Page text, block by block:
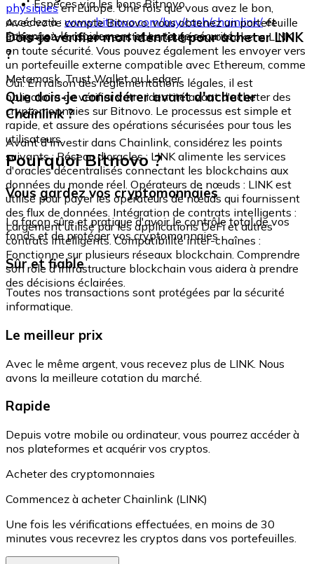
Espèces via les bons Bitnovo
physiquesen Europe. Une fois que vous avez le bon,
accédez à : www.bitnovo.com/buy/cash/chainlink/et
échangez-le rapidement et en toute sécurité.
Avec votre compte Bitnovo, vous obtenez un portefeuille
intégré où vous pouvez stocker et gérer vos tokens LINK
en toute sécurité. Vous pouvez également les envoyer vers
un portefeuille externe compatible avec Ethereum, comme
Metamask, Trust Wallet ou Ledger.
Dois-je vérifier mon identité pour acheter LINK
?
Oui. En raison des réglementations légales, il est
obligatoire de vérifier votre identité avant d'acheter des
cryptomonnaies sur Bitnovo. Le processus est simple et
rapide, et assure des opérations sécurisées pour tous les
utilisateurs.
Que dois-je considérer avant d'acheter
Chainlink ?
Avant d'investir dans Chainlink, considérez les points
suivants : Réseau d'oracles : LINK alimente les services
d'oracles décentralisés connectant les blockchains aux
données du monde réel. Opérateurs de nœuds : LINK est
utilisé pour payer les opérateurs de nœuds qui fournissent
des flux de données. Intégration de contrats intelligents :
Largement utilisé par les applications DeFi et autres
contrats intelligents. Compatibilité inter-chaînes :
Fonctionne sur plusieurs réseaux blockchain. Comprendre
son rôle d'infrastructure blockchain vous aidera à prendre
des décisions éclairées.
Pourquoi Bitnovo ?
Vous gardez vos cryptomonnaies
La façon sûre et pratique d'avoir le contrôle total de vos
fonds et de protéger vos cryptomonnaies.
Sûr et fiable
Toutes nos transactions sont protégées par la sécurité
informatique.
Le meilleur prix
Avec le même argent, vous recevez plus de LINK. Nous
avons la meilleure cotation du marché.
Rapide
Depuis votre mobile ou ordinateur, vous pourrez accéder à
nos plateformes et acquérir vos cryptos.
Acheter des cryptomonnaies
Commencez à acheter Chainlink (LINK)
Une fois les vérifications effectuées, en moins de 30
minutes vous recevrez les cryptos dans vos portefeuilles.